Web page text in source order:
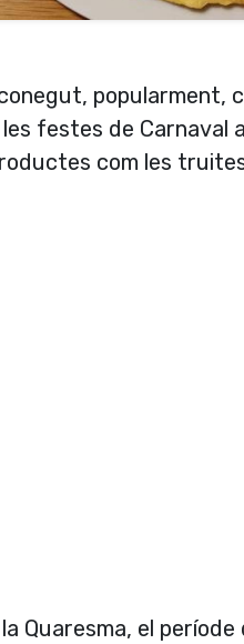
popularment,
festes de Carnaval
com les
Quaresma, el